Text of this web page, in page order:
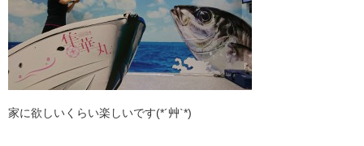
家に欲しいくらい楽しいです(*´艸`*)